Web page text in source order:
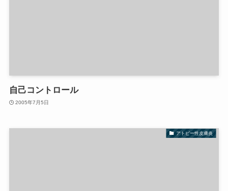
自己コントロール
2005年7月5日
アトピー性皮膚炎